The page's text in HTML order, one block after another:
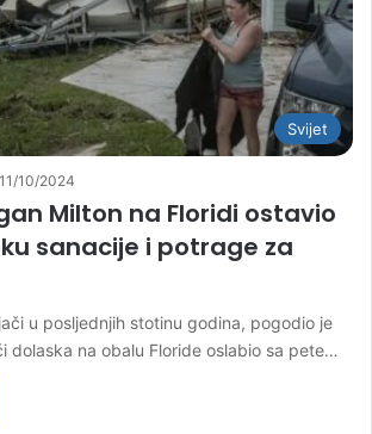
Svijet
11/10/2024
Milton na Floridi ostavio
sanacije i potrage za
u posljednjih stotinu godina, pogodio je
dolaska na obalu Floride oslabio sa pete…